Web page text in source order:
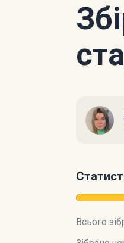
Всього